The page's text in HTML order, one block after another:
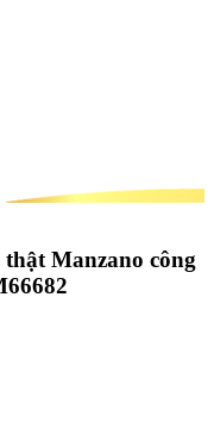
Manzano công